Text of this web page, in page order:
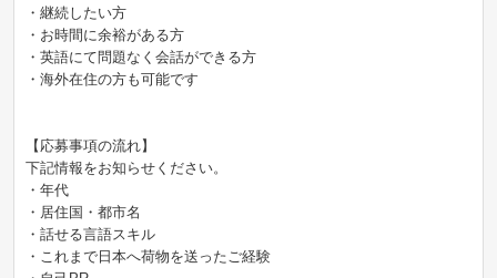
・継続したい方
・お時間に余裕がある方
・英語にて問題なく会話ができる方
・海外在住の方も可能です
【応募事項の流れ】
下記情報をお知らせください。
・年代
・居住国・都市名
・話せる言語スキル
・これまで日本へ荷物を送ったご経験